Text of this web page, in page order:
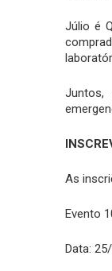
Júlio é
Juntos,
As
Evento
Data: